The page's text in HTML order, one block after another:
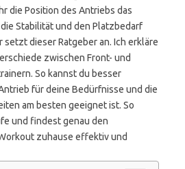
die Position des Antriebs das
Stabilität und den Platzbedarf
setzt dieser Ratgeber an. Ich erkläre
zwischen Front- und
So kannst du besser
für deine Bedürfnisse und die
am besten geeignet ist. So
und findest genau den
zuhause effektiv und